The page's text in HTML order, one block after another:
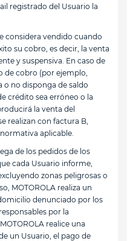
registrado del Usuario la
considera vendido cuando
su cobro, es decir, la venta
y suspensiva. En caso de
de cobro (por ejemplo,
o no disponga de saldo
crédito sea erróneo o la
la venta del
realizan con factura B,
aplicable.
de los pedidos de los
cada Usuario informe,
zonas peligrosas o
MOTOROLA realiza un
denunciado por los
por la
realice una
un Usuario, el pago de